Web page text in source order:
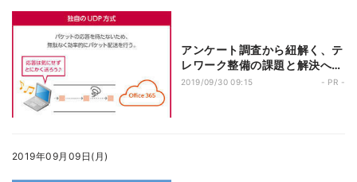
アンケート調査から紐解く、テ
レワーク整備の課題と解決への
アプローチ
2019/09/30 09:15 - PR -
2019年09月09日(月)